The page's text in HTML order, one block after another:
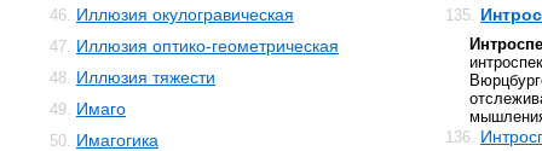
46. Иллюзия окулогравическая
47. Иллюзия оптико-геометрическая
48. Иллюзия тяжести
49. Имаго
50. Имагогика
135.
мышления
136.